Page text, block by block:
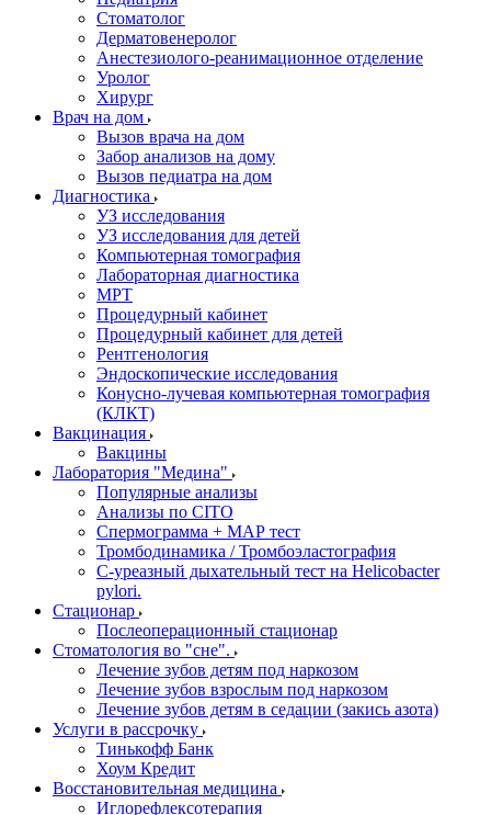
Стоматолог
Дерматовенеролог
Анестезиолого-реанимационное отделение
Уролог
Хирург
Врач на дом
Вызов врача на дом
Забор анализов на дому
Вызов педиатра на дом
Диагностика
УЗ исследования
УЗ исследования для детей
Компьютерная томография
Лабораторная диагностика
МРТ
Процедурный кабинет
Процедурный кабинет для детей
Рентгенология
Эндоскопические исследования
Конусно-лучевая компьютерная томография
(КЛКТ)
Вакцинация
Вакцины
Лаборатория "Медина"
Популярные анализы
Анализы по CITO
Спермограмма + МАР тест
Тромбодинамика / Тромбоэластография
С-уреазный дыхательный тест на Helicobacter
pylori.
Стационар
Послеоперационный стационар
Стоматология во "сне".
Лечение зубов детям под наркозом
Лечение зубов взрослым под наркозом
Лечение зубов детям в седации (закись азота)
Услуги в рассрочку
Тинькофф Банк
Хоум Кредит
Восстановительная медицина
Иглорефлексотерапия